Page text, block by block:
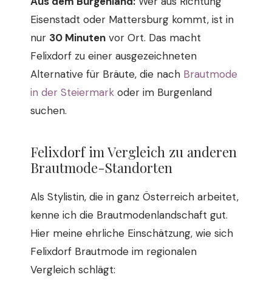
Eisenstadt oder Mattersburg kommt, ist in
nur 30 Minuten vor Ort. Das macht
Felixdorf zu einer ausgezeichneten
Alternative für Bräute, die nach Brautmode
in der Steiermark oder im Burgenland
suchen.
Felixdorf im Vergleich zu anderen
Brautmode-Standorten
Als Stylistin, die in ganz Österreich arbeitet,
kenne ich die Brautmodenlandschaft gut.
Hier meine ehrliche Einschätzung, wie sich
Felixdorf Brautmode im regionalen
Vergleich schlägt: